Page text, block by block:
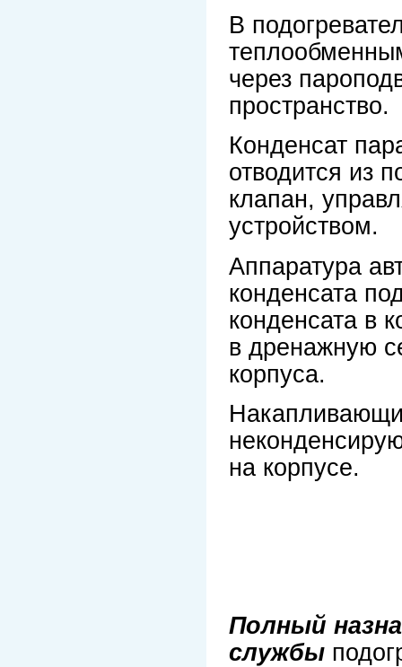
В
через
пространство.
Конденсат
отводится из
клапан,
устройством.
Аппаратура
конденсата
конденсата в
в дренажную
корпуса.
на корпусе.
Полный
службы